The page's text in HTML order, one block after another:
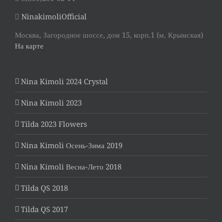
NinakimoliOfficial
Москва, Загородное шоссе, дом 15, корп.1 (м. Крымская)
На карте
Nina Kimoli 2024 Crystal
Nina Kimoli 2023
Tilda 2023 Flowers
Nina Kimoli Осень-Зима 2019
Nina Kimoli Весна-Лето 2018
Tilda QS 2018
Tilda QS 2017